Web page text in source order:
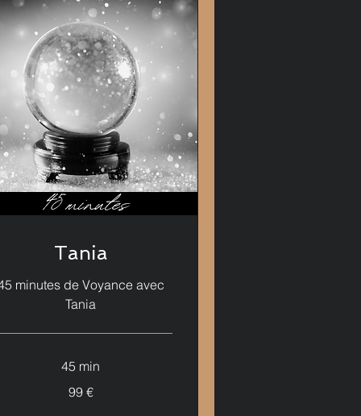
Tania
minutes de Voyance avec
Tania
45 min
99 €